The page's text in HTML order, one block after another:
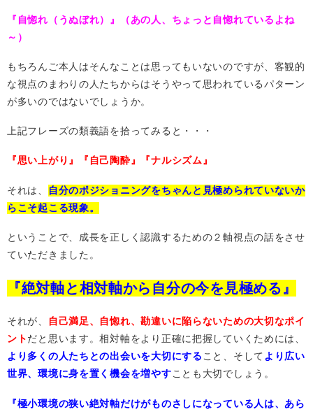
『自惚れ（うぬぼれ）』（あの人、ちょっと自惚れているよね
～）
もちろんご本人はそんなことは思ってもいないのですが、客観的
な視点のまわりの人たちからはそうやって思われているパターン
が多いのではないでしょうか。
上記フレーズの類義語を拾ってみると・・・
『思い上がり』『自己陶酔』『ナルシズム』
それは、
自分のポジショニングをちゃんと見極められていないか
らこそ起こる現象。
ということで、成長を正しく認識するための２軸視点の話をさせ
ていただきました。
『絶対軸と相対軸から自分の今を見極める』
それが、
自己満足、自惚れ、勘違いに陥らないための大切なポイ
ントだと思います。相対軸をより正確に把握していくためには、
より多くの人たちとの出会いを大切にすること、そしてより広い
世界、環境に身を置く機会を増やすことも大切でしょう。
『極小環境の狭い絶対軸だけがものさしになっている人は、あら